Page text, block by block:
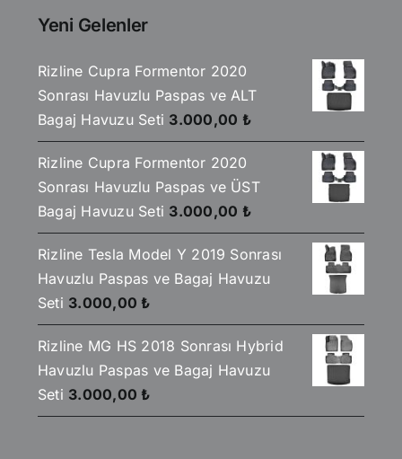
Yeni Gelenler
Rizline Cupra Formentor 2020
Sonrası Havuzlu Paspas ve ALT
Bagaj Havuzu Seti 3.000,00 ₺
Rizline Cupra Formentor 2020
Sonrası Havuzlu Paspas ve ÜST
Bagaj Havuzu Seti 3.000,00 ₺
Rizline Tesla Model Y 2019 Sonrası
Havuzlu Paspas ve Bagaj Havuzu
Seti 3.000,00 ₺
Rizline MG HS 2018 Sonrası Hybrid
Havuzlu Paspas ve Bagaj Havuzu
Seti 3.000,00 ₺